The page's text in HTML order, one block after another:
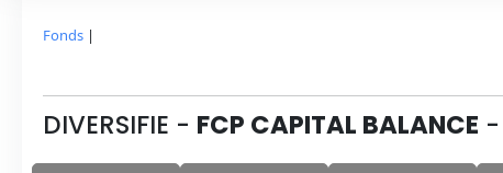
Fonds |
DIVERSIFIE - FCP CAPITAL BALANCE -